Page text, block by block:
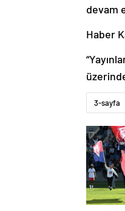
devam
Haber
3-sayfa